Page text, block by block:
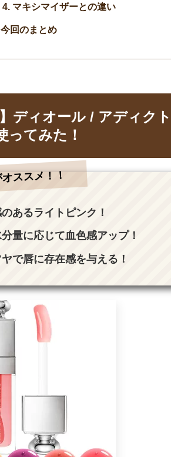
マキシマイザーとの違い
今回のまとめ
】ディオール / アディク
ってみた！
ススメ！！
あるライトピンク！
量に応じて血色感アップ！
で唇に存在感を与える！